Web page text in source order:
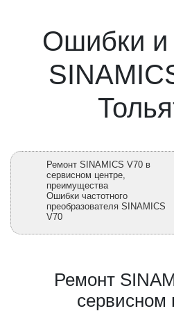
Ошибки и
Ремонт SINAMICS V70 в
сервисном центре,
преимущества
Ошибки частотного
преобразователя SINAMICS
V70
Ремонт
сервисном